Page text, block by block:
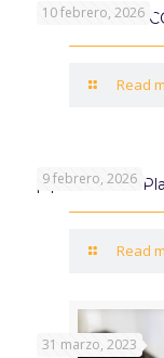
10 febrero, 2026
PROGRAMA
Read
9 febrero, 2026
¡Aprovechá el
Read
31 marzo, 2023